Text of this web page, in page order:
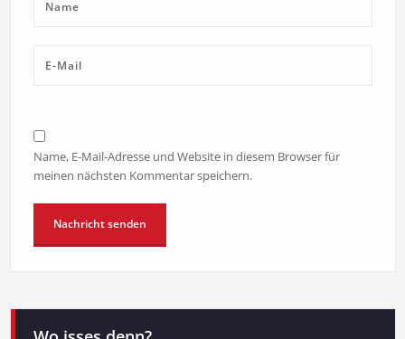
Name, E-Mail-Adresse und Website in diesem Browser für
meinen nächsten Kommentar speichern.